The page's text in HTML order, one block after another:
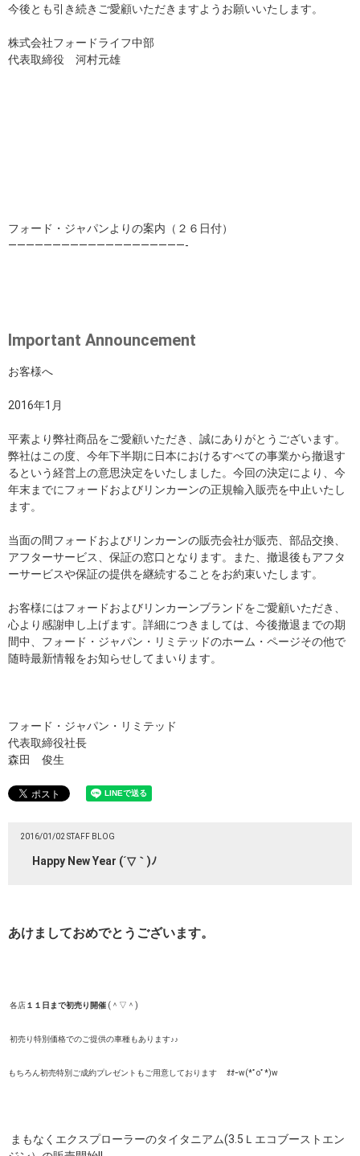
今後とも引き続きご愛顧いただきますようお願いいたします。
株式会社フォードライフ中部
代表取締役 河村元雄
フォード・ジャパンよりの案内（２６日付）
————————————————————-
Important Announcement
お客様へ
2016年1月
平素より弊社商品をご愛顧いただき、誠にありがとうございます。
弊社はこの度、今年下半期に日本におけるすべての事業から撤退す
るという経営上の意思決定をいたしました。今回の決定により、今
年末までにフォードおよびリンカーンの正規輸入販売を中止いたし
ます。
当面の間フォードおよびリンカーンの販売会社が販売、部品交換、
アフターサービス、保証の窓口となります。また、撤退後もアフタ
ーサービスや保証の提供を継続することをお約束いたします。
お客様にはフォードおよびリンカーンブランドをご愛顧いただき、
心より感謝申し上げます。詳細につきましては、今後撤退までの期
間中、フォード・ジャパン・リミテッドのホーム・ページその他で
随時最新情報をお知らせしてまいります。
フォード・ジャパン・リミテッド
代表取締役社長
森田 俊生
2016/01/02 STAFF BLOG
Happy New Year (´▽｀)ﾉ
あけましておめでとうございます。
各店１１日まで初売り開催 (＾▽＾)
初売り特別価格でのご提供の車種もあります♪♪
もちろん初売特別ご成約プレゼントもご用意しております ｵｵｰw(*ﾟoﾟ*)w
まもなくエクスプローラーのタイタニアム(3.5Ｌエコブーストエン